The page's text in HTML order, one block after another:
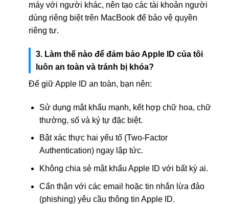
máy với người khác, nên tạo các tài khoản người
dùng riêng biệt trên MacBook để bảo vệ quyền
riêng tư.
3. Làm thế nào để đảm bảo Apple ID của tôi
luôn an toàn và tránh bị khóa?
Để giữ Apple ID an toàn, bạn nên:
Sử dụng mật khẩu mạnh, kết hợp chữ hoa, chữ
thường, số và ký tự đặc biệt.
Bật xác thực hai yếu tố (Two-Factor
Authentication) ngay lập tức.
Không chia sẻ mật khẩu Apple ID với bất kỳ ai.
Cẩn thận với các email hoặc tin nhắn lừa đảo
(phishing) yêu cầu thông tin Apple ID.